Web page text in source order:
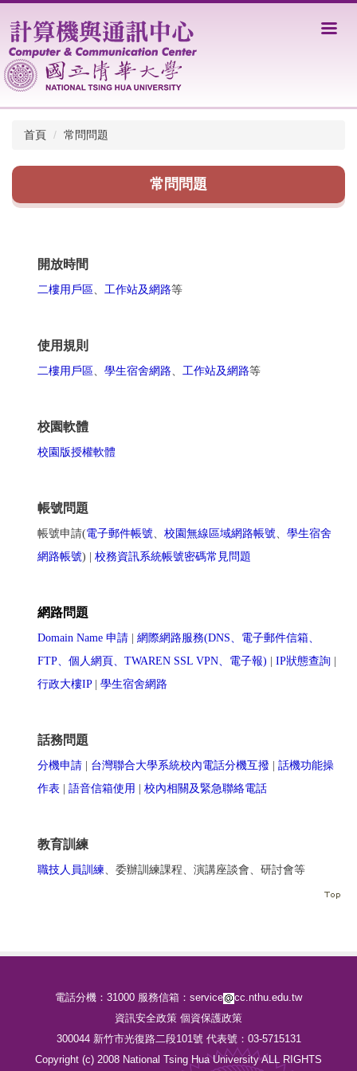
到
主
要
內
容
區
首頁
常問問題
常問問題
開放時間
二樓用戶區、 工作站及網路等
使用規則
二樓用戶區、 學生宿舍網路、 工作站及網路等
校園軟體
校園版授權軟體
帳號問題
帳號申請(電子郵件帳號、 校園無線區域網路帳號、 學生宿舍
網路帳號) | 校務資訊系統帳號密碼常見問題
網路問題
Domain Name 申請
網際網路服務(DNS、電子郵件信箱、
FTP、個人網頁、TWAREN SSL VPN、電子報)
IP狀態查詢
行政大樓IP| 學生宿舍網路
話務問題
分機申請 台灣聯合大學系統校內電話分機互撥
話機功能操
作表
語音信箱使用 校內相關及緊急聯絡電話
教育訓練
職技人員訓練、委辦訓練課程、演講座談會、研討會等
電話分機：31000 服務信箱：service
cc.nthu.edu.tw
資訊安全政策 個資保護政策
300044 新竹市光復路二段101號 代表號：03-5715131
Copyright (c) 2008 National Tsing Hua University ALL RIGHTS